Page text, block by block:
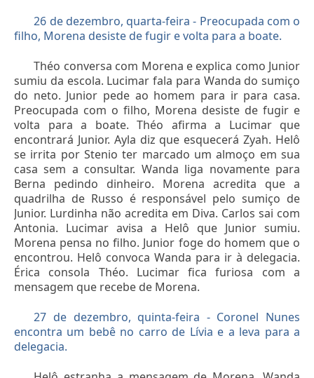
26 de dezembro, quarta-feira - Preocupada com o
filho, Morena desiste de fugir e volta para a boate.
Théo conversa com Morena e explica como Junior
sumiu da escola. Lucimar fala para Wanda do sumiço
do neto. Junior pede ao homem para ir para casa.
Preocupada com o filho, Morena desiste de fugir e
volta para a boate. Théo afirma a Lucimar que
encontrará Junior. Ayla diz que esquecerá Zyah. Helô
se irrita por Stenio ter marcado um almoço em sua
casa sem a consultar. Wanda liga novamente para
Berna pedindo dinheiro. Morena acredita que a
quadrilha de Russo é responsável pelo sumiço de
Junior. Lurdinha não acredita em Diva. Carlos sai com
Antonia. Lucimar avisa a Helô que Junior sumiu.
Morena pensa no filho. Junior foge do homem que o
encontrou. Helô convoca Wanda para ir à delegacia.
Érica consola Théo. Lucimar fica furiosa com a
mensagem que recebe de Morena.
27 de dezembro, quinta-feira - Coronel Nunes
encontra um bebê no carro de Lívia e a leva para a
delegacia.